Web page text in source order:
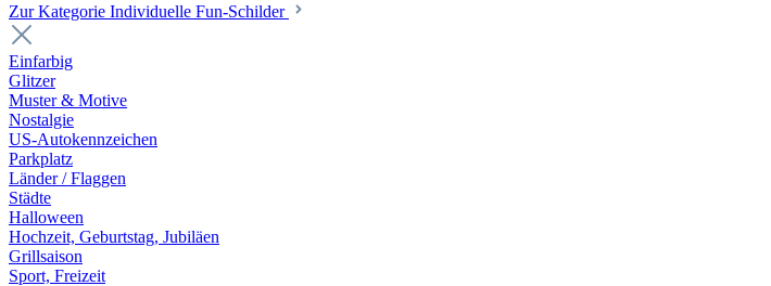
Zur Kategorie Individuelle Fun-Schilder
Einfarbig
Glitzer
Muster & Motive
Nostalgie
US-Autokennzeichen
Parkplatz
Länder / Flaggen
Städte
Halloween
Hochzeit, Geburtstag, Jubiläen
Grillsaison
Sport, Freizeit